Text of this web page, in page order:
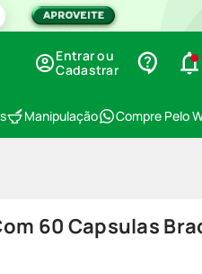
Entrar ou
Cadastrar
Manipulação Compre Pelo
60 Capsulas